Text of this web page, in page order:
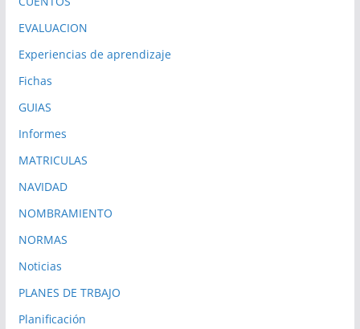
EVALUACION
Experiencias de aprendizaje
Fichas
GUIAS
Informes
MATRICULAS
NAVIDAD
NOMBRAMIENTO
NORMAS
Noticias
PLANES DE TRBAJO
Planificación